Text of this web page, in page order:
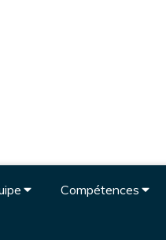
Compétences